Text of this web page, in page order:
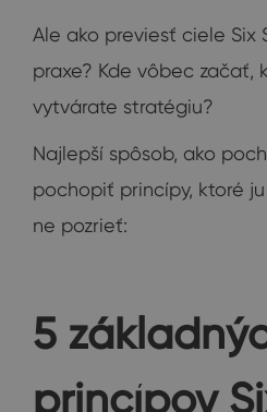
Ale ako previesť ciele Six
praxe? Kde vôbec začať,
vytvárate stratégiu?
Najlepší spôsob, ako
pochopiť princípy, ktoré
ne pozrieť:
5
princípov